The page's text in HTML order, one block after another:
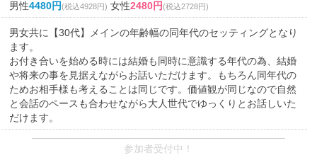
男性4480円(税込4928円) 女性2480円(税込2728円)
男女共に【30代】メインの年齢幅の同年代のセッティングとなり
ます。
お付き合いを始める時には結婚も同時に意識する年代の為、結婚
や将来の事を見据えながらお話いただけます。もちろん同年代の
ためお相手様も考えることは同じです。価値観が同じなので自然
と会話のペースも合わせながら大人世代でゆっくりとお話しいた
だけます。
参加者受付中！